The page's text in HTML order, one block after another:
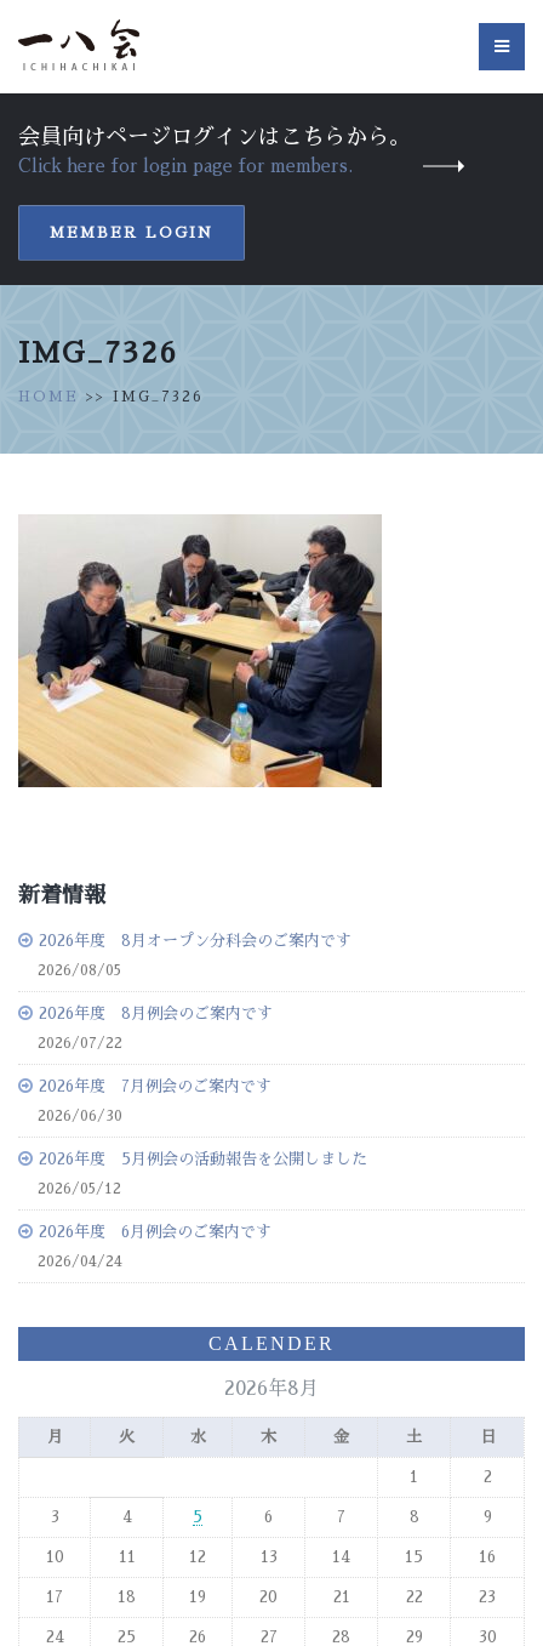
会員向けページログインはこちらから。
Click here for login page for members.
MEMBER LOGIN
IMG_7326
HOME >> IMG_7326
新着情報
2026年度 8月オープン分科会のご案内です
2026/08/05
2026年度 8月例会のご案内です
2026/07/22
2026年度 7月例会のご案内です
2026/06/30
2026年度 5月例会の活動報告を公開しました
2026/05/12
2026年度 6月例会のご案内です
2026/04/24
CALENDER
2026年8月
月 火 水 木 金 土 日
1 2
3 4 5 6 7 8 9
10 11 12 13 14 15 16
17 18 19 20 21 22 23
24 25 26 27 28 29 30